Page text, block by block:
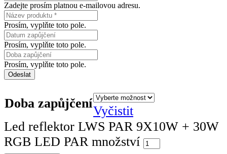
Zadejte prosím platnou e-mailovou adresu.
Prosím, vyplňte toto pole.
Prosím, vyplňte toto pole.
Prosím, vyplňte toto pole.
Odeslat
Doba zapůjčení
Vyčistit
Led reflektor LWS PAR 9X10W + 30W
RGB LED PAR množství